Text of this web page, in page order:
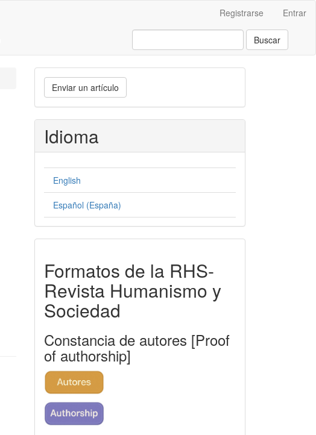
Registrarse Entrar
Buscar
Enviar
un
artículo
Enviar un artículo
Idioma
English
Español (España)
rhs
Formatos de la RHS-
Revista Humanismo y
Sociedad
Constancia de autores [Proof
of authorship]